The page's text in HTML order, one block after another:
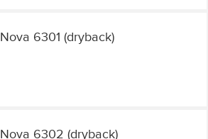
Nova 6301 (dryback)
Nova 6302 (dryback)